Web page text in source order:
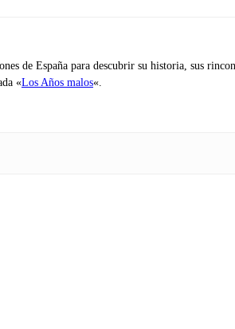
de España para descubrir su historia, sus
«Los Años malos«.